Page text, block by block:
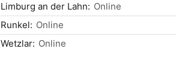
Limburg an der Lahn: Online
Runkel: Online
Wetzlar: Online